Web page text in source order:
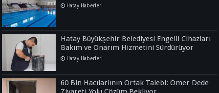
Hatay Haberleri
Hatay Büyükşehir Belediyesi Engelli Cihazları
Bakım ve Onarım Hizmetini Sürdürüyor
Hatay Haberleri
60 Bin Hacılarlının Ortak Talebi: Ömer Dede